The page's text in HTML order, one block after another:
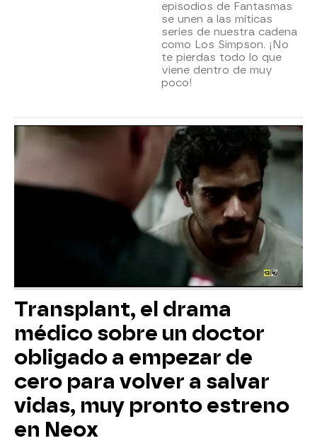
episodios de Fantasmas
se unen a las míticas
series de nuestra cadena
como Los Simpson. ¡No
te pierdas todo lo que
viene dentro de muy
poco!
Transplant, el drama
médico sobre un doctor
obligado a empezar de
cero para volver a salvar
vidas, muy pronto estreno
en Neox